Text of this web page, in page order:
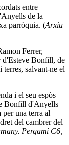
entre
de la
parròquia. (Arxiu
Ferrer,
d'Esteve Bonfill, de
terres, salvant-ne el
i el seu espòs
Bonfill d'Anyells
per una terra al
del cambrer del
Pergamí­ C6,